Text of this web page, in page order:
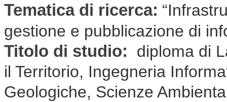
Tematica di ricerca:
gestione e pubblicazione di
Titolo di studio:
diploma di
il Territorio, Ingegneria
Geologiche, Scienze